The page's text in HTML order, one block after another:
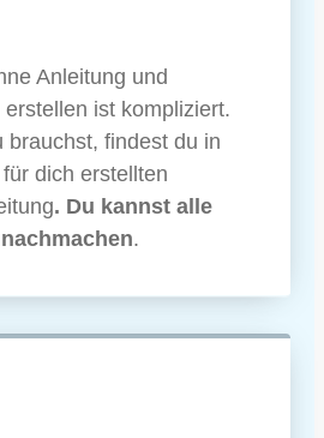
Anleitung und
ist kompliziert.
brauchst, findest du in
dich erstellten
. Du kannst alle
.